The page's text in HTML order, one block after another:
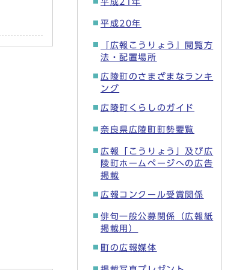
平成21年
平成20年
『広報こうりょう』閲覧方
法・配置場所
広陵町のさまざまなランキ
ング
広陵町くらしのガイド
奈良県広陵町町勢要覧
広報「こうりょう」及び広
陵町ホームページへの広告
掲載
広報コンクール受賞関係
俳句一般公募関係（広報紙
掲載用）
町の広報媒体